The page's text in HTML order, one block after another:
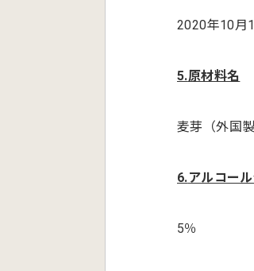
2020年10月
5.原材料名
麦芽（外国
6.アルコー
5％